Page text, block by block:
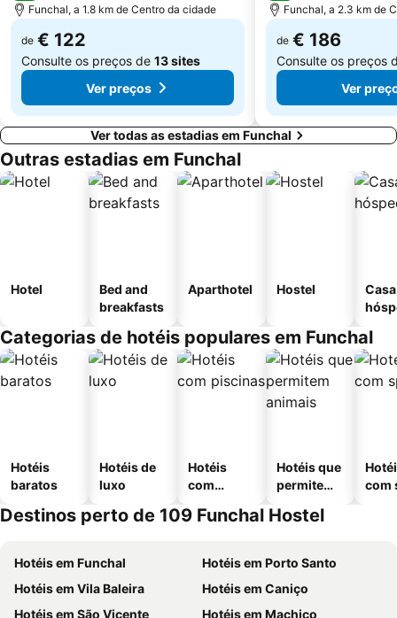
Funchal, a 1.8 km de Centro da cidade
de € 122
Consulte os preços de 13 sites
Ver preços
Funchal, a 2.3 km de
de € 186
Consulte os preços
Ver
Ver todas as estadias em Funchal
Outras estadias em Funchal
Hotel
Bed and
breakfasts
Aparthotel Hostel
Categorias de hotéis populares em Funchal
Hotéis
baratos
Hotéis de
luxo
Hotéis
com
Hotéis que
permitem
com
Destinos perto de 109 Funchal Hostel
Hotéis em Funchal
Hotéis em Porto Santo
Hotéis em Vila Baleira
Hotéis em Caniço
Hotéis em São Vicente
Hotéis em Machico